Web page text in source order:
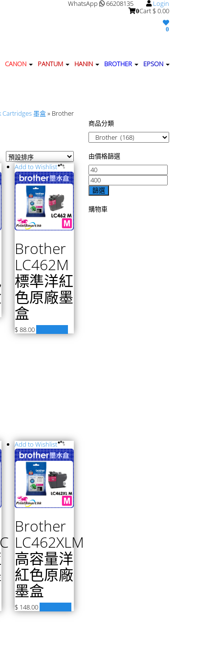
WhatsApp 66208135 Login
0Cart$ 0.00
0
CANON PANTUM HANIN BROTHER EPSON
Cartridges 墨盒» Brother
Add to Wishlist
Brother
LC462M
標準洋紅
色原廠墨
盒
$88.00
Add to Wishlist
Brother
LC462XLM
高容量洋
紅色原廠
墨盒
$ 148.00
商品分類
由價格篩選
篩選
購物車